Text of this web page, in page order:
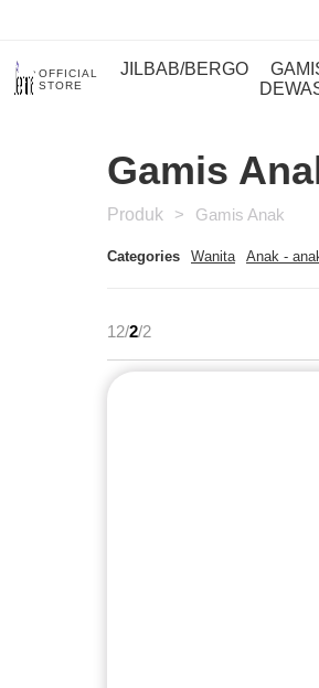
OFFICIAL
STORE
JILBAB/BERGO
Gamis
Produk > Gamis Anak
Categories Wanita Anak -
12/2/2